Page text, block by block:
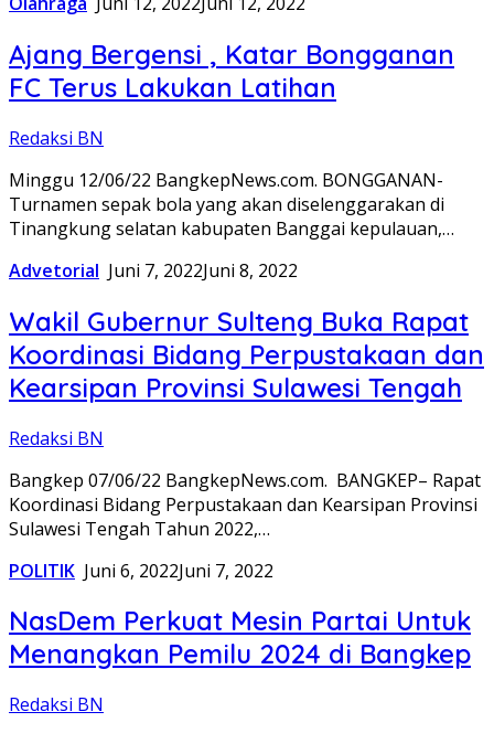
Ajang Bergensi , Katar Bongganan
FC Terus Lakukan Latihan
Redaksi BN
Minggu 12/06/22 BangkepNews.com. BONGGANAN-
Turnamen sepak bola yang akan diselenggarakan di
Tinangkung selatan kabupaten Banggai kepulauan,…
Advetorial Juni 7, 2022Juni 8, 2022
Wakil Gubernur Sulteng Buka Rapat
Koordinasi Bidang Perpustakaan dan
Kearsipan Provinsi Sulawesi Tengah
Redaksi BN
Bangkep 07/06/22 BangkepNews.com. BANGKEP– Rapat
Koordinasi Bidang Perpustakaan dan Kearsipan Provinsi
Sulawesi Tengah Tahun 2022,…
POLITIK Juni 6, 2022Juni 7, 2022
NasDem Perkuat Mesin Partai Untuk
Menangkan Pemilu 2024 di Bangkep
Redaksi BN